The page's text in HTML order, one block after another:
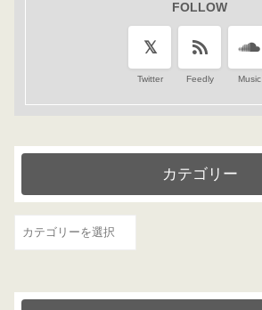
FOLLOW
Twitter Feedly Music
カテゴリー
カ
リ